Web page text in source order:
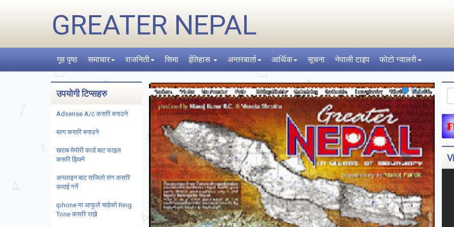
GREATER NEPAL
गृह पृष्ठ समाचार राजनिती सिमा ईतिहास अन्तरबार्ता आर्थिक सूचना नेपाली टाइप फोटो ग्यालरी
उपयोगी टिप्सहरु
Adsense A/c कसरि बनाउने
ब्लग कसरि बनाउने
खराब मेमोरी कार्ड बाट फाइल
कसरि झिक्ने
अनलाइन बाट सजिलो संग कसरि
कमाई गर्ने
iphone मा आफुले चाहेको Ring
Tone कसरि राख्ने